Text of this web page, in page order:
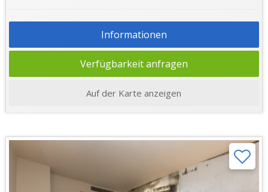
Informationen
Verfügbarkeit anfragen
Auf der Karte anzeigen